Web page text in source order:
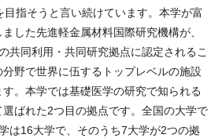
目指そうと言い続けています。本学が富
した先進軽金属材料国際研究機構が、
共同利用・共同研究拠点に認定されるこ
野で世界に伍するトップレベルの施設
。本学では基礎医学の研究で知られる
ばれた2つ目の拠点です。全国の大学で
は16大学で、そのうち7大学が2つの拠